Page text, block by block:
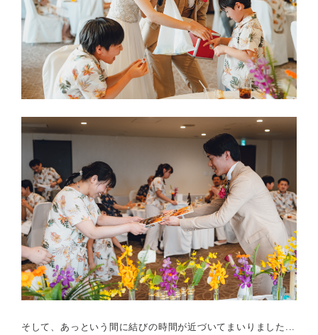
そして、あっという間に結びの時間が近づいてまいりました...